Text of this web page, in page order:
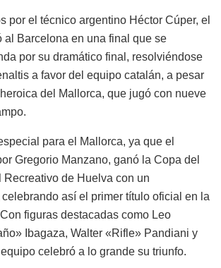
por el técnico argentino Héctor Cúper, el
al Barcelona en una final que se
por su dramático final, resolviéndose
a favor del equipo catalán, a pesar
del Mallorca, que jugó con nueve
para el Mallorca, ya que el
Gregorio Manzano, ganó la Copa del
Recreativo de Huelva con un
así el primer título oficial en la
figuras destacadas como Leo
Ibagaza, Walter «Rifle» Pandiani y
celebró a lo grande su triunfo.